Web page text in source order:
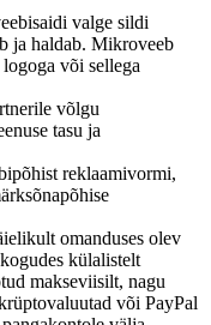
valge sildi
ja haldab. Mikroveeb
või sellega
võlgu
tasu ja
reklaamivormi,
omanduses olev
külalistelt
makseviisilt, nagu
või PayPal